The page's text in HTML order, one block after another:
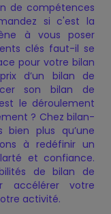
de compétences
si c'est la
à vous poser
clés faut-il se
pour votre bilan
d’un bilan de
son bilan de
le déroulement
? Chez bilan-
bien plus qu’une
à redéfinir un
et confiance.
de bilan de
accélérer votre
activité.
✕
✕
✕
✕
✕